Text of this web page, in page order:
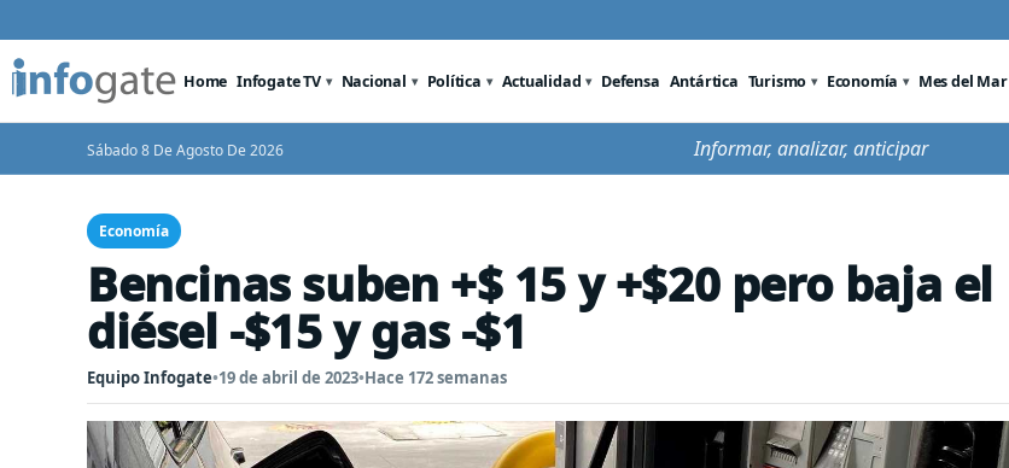
Home Infogate TV Nacional Política Actualidad Defensa Antártica Turismo Economía Mes del Mar
Sábado 8 De Agosto De 2026 Informar, analizar, anticipar
Economía
Bencinas suben +$ 15 y +$20 pero baja el
diésel -$15 y gas -$1
Equipo Infogate•19 de abril de 2023•Hace 172 semanas